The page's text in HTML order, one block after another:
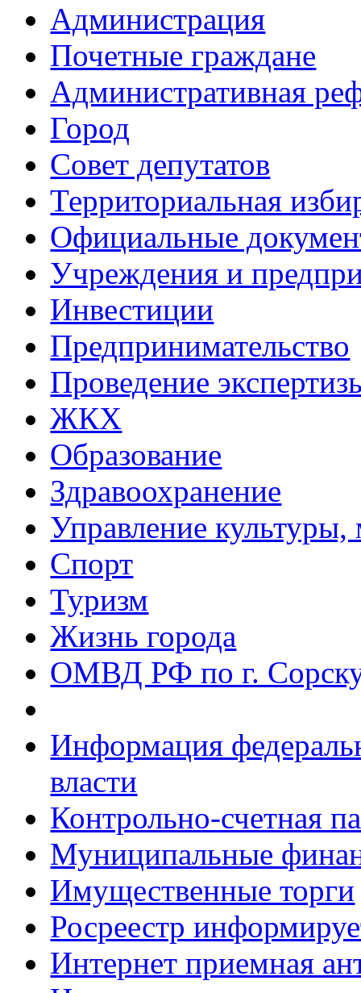
Администрация
Почетные граждане
Административная
Город
Совет депутатов
Территориальная
Официальные
Учреждения и
Инвестиции
Предпринимательство
Проведение
ЖКХ
Образование
Здравоохранение
Управление
Спорт
Туризм
Жизнь города
ОМВД РФ по г.
Информация
власти
Контрольно-счетная
Муниципальные
Имущественные торги
Росреестр
Интернет приемная